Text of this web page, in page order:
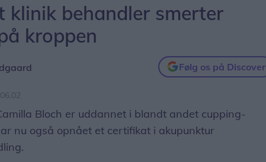
klinik behandler smerter
kroppen
Følg os på Discover
Bloch er uddannet i blandt andet cupping-
nu også opnået et certifikat i akupunktur